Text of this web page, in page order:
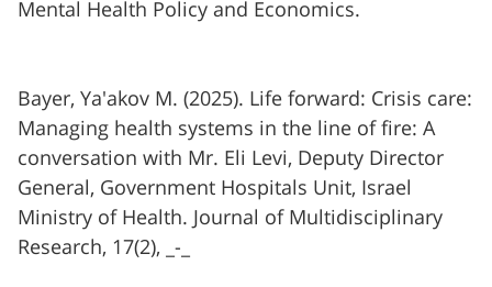
Mental Health Policy and Economics.
Bayer, Ya'akov M. (2025). Life forward: Crisis care:
Managing health systems in the line of fire: A
conversation with Mr. Eli Levi, Deputy Director
General, Government Hospitals Unit, Israel
Ministry of Health. Journal of Multidisciplinary
Research, 17(2), _-_